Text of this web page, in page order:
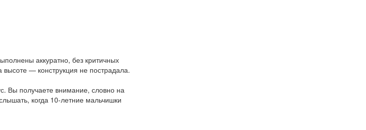
аккуратно, без критичных
— конструкция не пострадала.
Вы получаете внимание, словно на
когда 10-летние мальчишки